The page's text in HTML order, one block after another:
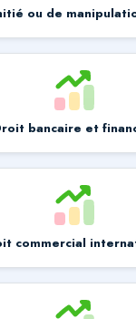
ou de
bancaire et
commercial